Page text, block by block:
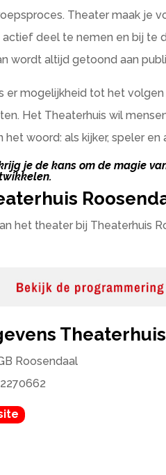
Theater maak je
deel te nemen en bij te
wordt altijd getoond aan
er mogelijkheid tot het
Het Theaterhuis wil
woord: als kijker, speler en
je de kans om de magie
het theater bij Theaterhuis
Roosendaal